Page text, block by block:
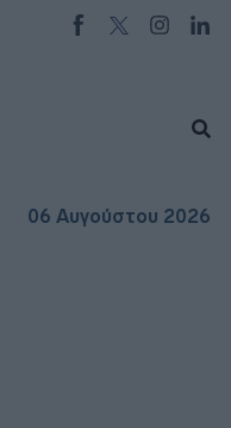
06 Αυγούστου 2026